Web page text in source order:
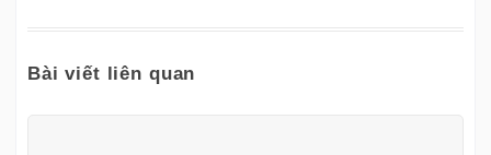
Bài viết liên quan